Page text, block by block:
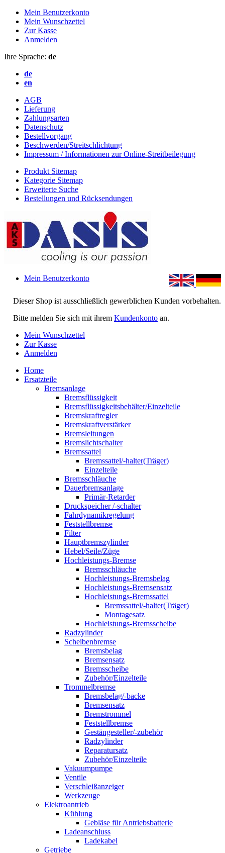
Mein Benutzerkonto
Mein Wunschzettel
Zur Kasse
Anmelden
Ihre Sprache: de
de
en
AGB
Lieferung
Zahlungsarten
Datenschutz
Bestellvorgang
Beschwerden/Streitschlichtung
Impressum / Informationen zur Online-Streitbeilegung
Produkt Sitemap
Kategorie Sitemap
Erweiterte Suche
Bestellungen und Rücksendungen
Dieser Shop ist ausschließlich gewerblichen Kunden vorbehalten.
Bitte melden Sie sich mit ihrem Kundenkonto an.
Mein Benutzerkonto
Mein Wunschzettel
Zur Kasse
Anmelden
Home
Ersatzteile
Bremsanlage
Bremsflüssigkeit
Bremsflüssigkeitsbehälter/Einzelteile
Bremskraftregler
Bremskraftverstärker
Bremsleitungen
Bremslichtschalter
Bremssattel
Bremssattel/-halter(Träger)
Einzelteile
Bremsschläuche
Dauerbremsanlage
Primär-Retarder
Druckspeicher /-schalter
Fahrdynamikregelung
Feststellbremse
Filter
Hauptbremszylinder
Hebel/Seile/Züge
Hochleistungs-Bremse
Bremsschläuche
Hochleistungs-Bremsbelag
Hochleistungs-Bremsensatz
Hochleistungs-Bremssattel
Bremssattel/-halter(Träger)
Montagesatz
Hochleistungs-Bremsscheibe
Radzylinder
Scheibenbremse
Bremsbelag
Bremsensatz
Bremsscheibe
Zubehör/Einzelteile
Trommelbremse
Bremsbelag/-backe
Bremsensatz
Bremstrommel
Feststellbremse
Gestängesteller/-zubehör
Radzylinder
Reparatursatz
Zubehör/Einzelteile
Vakuumpumpe
Ventile
Verschleißanzeiger
Werkzeuge
Elektroantrieb
Kühlung
Gebläse für Antriebsbatterie
Ladeanschluss
Ladekabel
Getriebe